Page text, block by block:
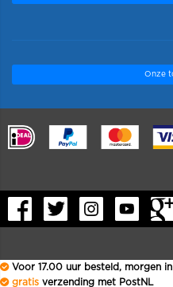
Onze
.
Voor 17.00 uur besteld, morgen
gratis verzending met PostNL